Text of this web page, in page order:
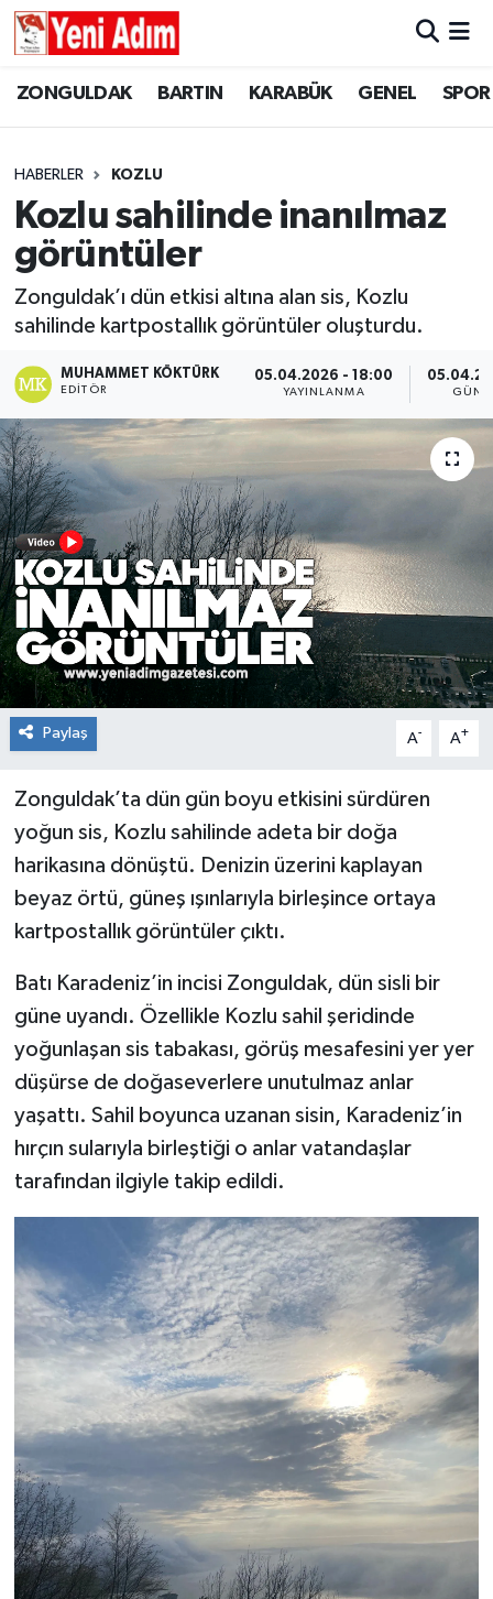
ZONGULDAK BARTIN KARABÜK GENEL SPOR
HABERLER KOZLU
Kozlu sahilinde inanılmaz
görüntüler
Zonguldak’ı dün etkisi altına alan sis, Kozlu
sahilinde kartpostallık görüntüler oluşturdu.
MUHAMMET KÖKTÜRK
EDITÖR
05.04.2026 - 18:00
YAYINLANMA
Paylaş A- A+
Zonguldak’ta dün gün boyu etkisini sürdüren
yoğun sis, Kozlu sahilinde adeta bir doğa
harikasına dönüştü. Denizin üzerini kaplayan
beyaz örtü, güneş ışınlarıyla birleşince ortaya
kartpostallık görüntüler çıktı.
Batı Karadeniz’in incisi Zonguldak, dün sisli bir
güne uyandı. Özellikle Kozlu sahil şeridinde
yoğunlaşan sis tabakası, görüş mesafesini yer yer
düşürse de doğaseverlere unutulmaz anlar
yaşattı. Sahil boyunca uzanan sisin, Karadeniz’in
hırçın sularıyla birleştiği o anlar vatandaşlar
tarafından ilgiyle takip edildi.
ZONGULDAK
GÜNCEL
SİYASET
RESMİ İLAN
ZONGULDAK
GENEL
SPOR
SİYASET
SAĞLIK
GÜNCEL
RESMİ İLAN
Künye
Zonguldak Hava Durumu
Süper Lig Puan Durumu ve Fikstür
Tüm Manşetler
Son Dakika Haberleri
Haber Arşivi